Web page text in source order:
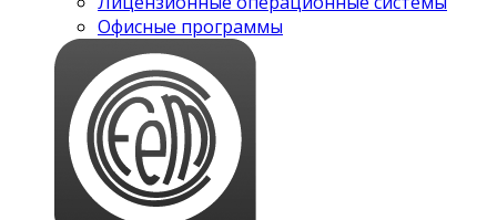
Офисные программы